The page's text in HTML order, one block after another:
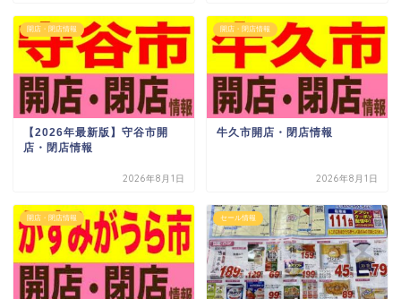
開店・閉店情報
【2026年最新版】守谷市開
店・閉店情報
2026年8月1日
開店・閉店情報
牛久市開店・閉店情報
2026年8月1日
開店・閉店情報 セール情報